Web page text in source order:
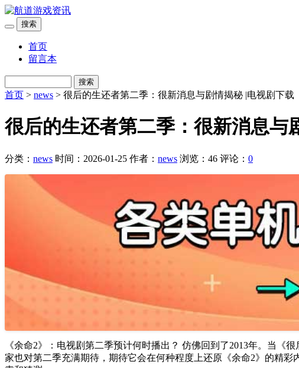
搜索
首页
留言本
搜索
首页 > news > 很后的生还者第二季：很新消息与剧情揭秘 |电视剧下载
很后的生还者第二季：很新消息与
分类： news 时间：2026-01-25 作者： news 浏览：46 评论： 0
《余命2》：电视剧第二季预计何时播出？ 仿佛回到了2013年。当
家也对第二季充满期待，期待它会在何种程度上还原《余命2》的精